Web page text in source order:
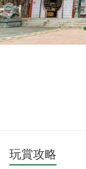
玩賞攻略